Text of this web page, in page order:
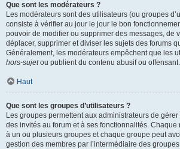
Que sont les modérateurs ?
Les modérateurs sont des utilisateurs (ou groupes
consiste à vérifier au jour le jour le bon
pouvoir de modifier ou supprimer des messages, de
déplacer, supprimer et diviser les sujets des forums
Généralement, les modérateurs empêchent que les
hors-sujetou publient du contenu abusif ou offensant.
Haut
Que sont les groupes d’utilisateurs ?
Les groupes permettent aux administrateurs de gérer
des invités au forum et à ses fonctionnalités.
à un ou plusieurs groupes et chaque groupe peut
gestion des membres par l’intermédiaire des